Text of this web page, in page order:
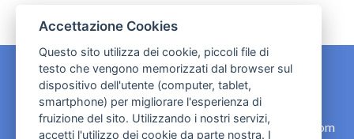
CONTATTI
contact.originebologna@gmail.com
Accettazione Cookies
Questo sito utilizza dei cookie, piccoli file di
testo che vengono memorizzati dal browser sul
dispositivo dell'utente (computer, tablet,
smartphone) per migliorare l'esperienza di
fruizione del sito. Utilizzando i nostri servizi,
accetti l'utilizzo dei cookie da parte nostra. I